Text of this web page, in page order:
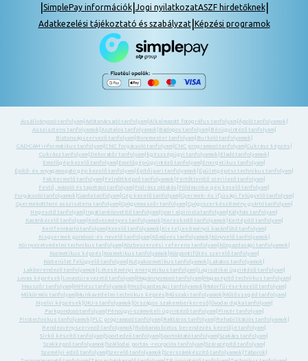
SimplePay információk| Jogi nyilatkozatASZF hirdetőknek|
Adatkezelési tájékoztató és szabályzat| Képzési programok
Ácsállványozó tanfolyam| Adótanácsadó tanfolyam| Alkalmazott fotográfus tanfolyam| Ápoló tanfolyamok
Asszisztens tanfolyamok Asztalos tanfolyamok Bádogos tanfolyam| Bérügyintéző tanfolyam|
Biztonságszervező tanfolyam| Boncmester tanfolyam| Burkoló tanfolyamok
CAD-CAM informatikus tanfolyam| CNC forgácsoló tanfolyam| CNC programozó tanfolyam| Cukrász képzés
Cukrász tanfolyam| Dekoratőr tanfolyam| Egészségügyi tanfolyamok Eladó tanfolyamok
Emelőgép-kezelő tanfolyam Emelőgép-ügyintéző tanfolyam Energetikus tanfolyam
Építő- és anyagmozgató gép kezelő tanfolyam Építőipari tanfolyamok Épületgépész technikus tanfolyam
Fakitermelő tanfolyam Felnőttképző tanfolyamok Fertőtlenítő sterilező tanfolyam
Festő, mázoló és tapétázó tanfolyam Fodrász oktatás Földmunka- gép kezelő tanfolyam
Forgácsoló tanfolyamok Gazda tanfolyam| Gép kezelő tanfolyam| Gyermek- és ifjúsági felügyelő tanfolyam|
Gyermekotthoni asszisztens tanfolyam| Gyógymasszőr tanfolyam| Gyógyszerkészítmény gyártó tanfolyam|
Hegesztő tanfolyam Ingatlanközvetítő tanfolyam Ipari alpinista tanfolyam Kályhás tanfolyam
Kazánkezelő tanfolyam| Kedvezményes tanfolyamok Kereskedő tanfolyamok Kertépítő tanfolyam|
Kertfenntartó tanfolyam| Kezelő tanfolyamok Kis teljesítményű kazánfűtő tanfolyam|
Kisgyermek gondozó -és nevelő tanfolyam| Kőműves tanfolyamok Könyvelő tanfolyamok
Környezetvédelmi technikus tanfolyam| Közbeszerzési referens tanfolyam| Közgazdasági tanfolyamok
Kozmetikus képzés Kozmetikus tanfolyamok Központifűtés szerelő tanfolyam|
Közterület felügyelő tanfolyam Kutyakozmetikus tanfolyamok Lakatos tanfolyamok
Lakberendező tanfolyamok Létesítményi energetikus tanfolyam| Logisztikai ügyintéző tanfolyam|
Lovas képzések Lovastúra vezető tanfolyam| Magánnyomozó tanfolyam| Magasépítő technikus tanfolyam|
Masszőr tanfolyam| Méhész tanfolyamok Mezőgazdasági tanfolyamok Motorfűrész-kezelő tanfolyam|
Műkörmös tanfolyam Munkavédelmi technikus képzés Műszaki tanfolyamok Műtőssegéd tanfolyam
Nyelvi képzések OKJ-s tanfolyamok Országos szakemberkereső Óvodai dajka tanfolyam|
Parkgondozó tanfolyam| Pénzügyi-számviteli ügyintéző tanfolyam| Pincér tanfolyam|
Pirotechnikus tanfolyamok PLC programozó tanfolyam| Raktáros tanfolyam| Rehabilitációs tanfolyamok
Rendezvényszervező tanfolyamok Robbanásbiztos berendezés kezelője tanfolyam
Sírkő készítő tanfolyam Sportedző tanfolyam Sportoktató tanfolyam Szakács tanfolyam
Szakképző tanfolyamok Szállodai portás -recepciós tanfolyam| Szárazépítő tanfolyam|
Személyi edző tanfolyam| Szerelő tanfolyamok Szerszámkészítő tanfolyamok Táborok